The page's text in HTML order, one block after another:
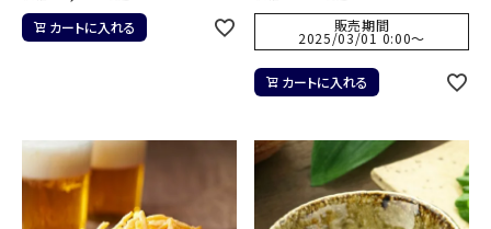
カートに入れる 販売期間
2025/03/01 0:00〜
カートに入れる